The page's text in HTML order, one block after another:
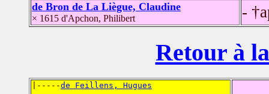
de Bron de La Liègue, Claudine
× 1615 d'Apchon, Philibert -
Retour à
|-----de Feillens, Hugues